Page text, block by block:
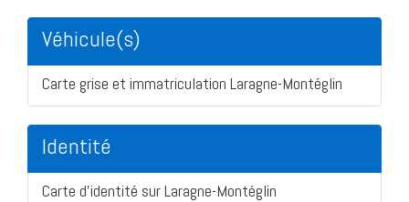
Véhicule(s)
Carte grise et immatriculation Laragne-Montéglin
Identité
Carte d'identité sur Laragne-Montéglin